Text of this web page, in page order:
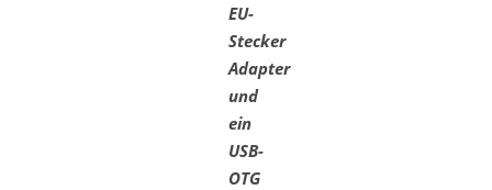
EU-
Stecker
Adapter
und
ein
USB-
OTG